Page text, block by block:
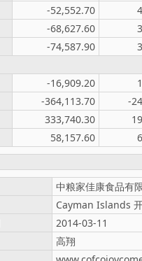
-52,552.70
-68,627.60
-74,587.90
-16,909.20
-364,113.70 -
333,740.30
58,157.60
中粮家佳康食品有
Cayman Islands 开
2014-03-11
高翔